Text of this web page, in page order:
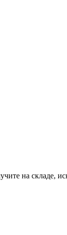
на складе,